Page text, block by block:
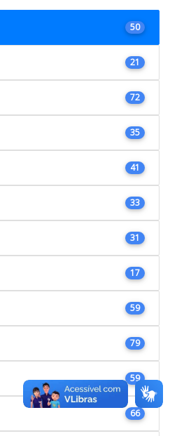
50
21
72
35
41
33
31
17
59
79
59
66